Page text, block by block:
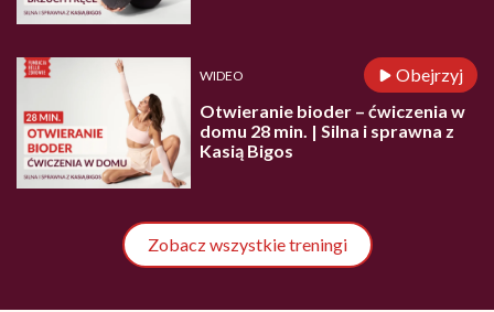
WIDEO
Obejrzyj
Otwieranie bioder – ćwiczenia w
domu 28 min. | Silna i sprawna z
Kasią Bigos
Zobacz wszystkie treningi